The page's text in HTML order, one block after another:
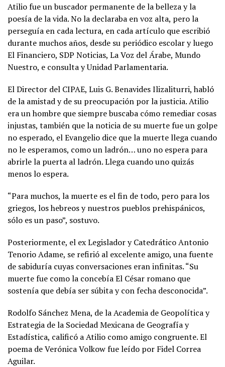
Atilio fue un buscador permanente de la belleza y la
poesía de la vida. No la declaraba en voz alta, pero la
perseguía en cada lectura, en cada artículo que escribió
durante muchos años, desde su periódico escolar y luego
El Financiero, SDP Noticias, La Voz del Árabe, Mundo
Nuestro, e consulta y Unidad Parlamentaria.
El Director del CIPAE, Luis G. Benavides Ilizaliturri, habló
de la amistad y de su preocupación por la justicia. Atilio
era un hombre que siempre buscaba cómo remediar cosas
injustas, también que la noticia de su muerte fue un golpe
no esperado, el Evangelio dice que la muerte llega cuando
no le esperamos, como un ladrón… uno no espera para
abrirle la puerta al ladrón. Llega cuando uno quizás
menos lo espera.
“Para muchos, la muerte es el fin de todo, pero para los
griegos, los hebreos y nuestros pueblos prehispánicos,
sólo es un paso”, sostuvo.
Posteriormente, el ex Legislador y Catedrático Antonio
Tenorio Adame, se refirió al excelente amigo, una fuente
de sabiduría cuyas conversaciones eran infinitas. “Su
muerte fue como la concebía El César romano que
sostenía que debía ser súbita y con fecha desconocida”.
Rodolfo Sánchez Mena, de la Academia de Geopolítica y
Estrategia de la Sociedad Mexicana de Geografía y
Estadística, calificó a Atilio como amigo congruente. El
poema de Verónica Volkow fue leído por Fidel Correa
Aguilar.